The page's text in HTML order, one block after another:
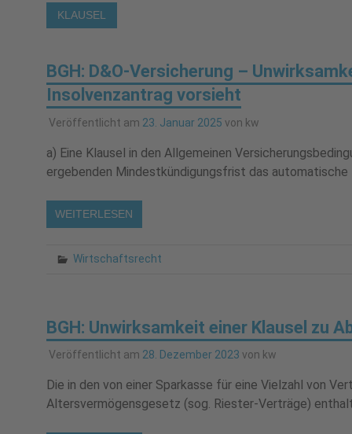
KLAUSEL
BGH: D&O-Versicherung –
Insolvenzantrag vorsieht
Veröffentlicht am 23. Januar 2025 von kw
a) Eine Klausel in den Allgemeinen
ergebenden Mindestkündigungsfrist das
WEITERLESEN
Wirtschaftsrecht
BGH: Unwirksamkeit einer Klausel zu
Veröffentlicht am 28. Dezember 2023 von kw
Die in den von einer Sparkasse für eine Vielzahl von
Altersvermögensgesetz (sog. Riester-Verträge)